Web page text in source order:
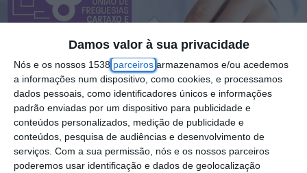
Damos valor à sua privacidade
Nós e os nossos 1538 parceiros armazenamos e/ou acedemos
a informações num dispositivo, como cookies, e processamos
dados pessoais, como identificadores únicos e informações
padrão enviadas por um dispositivo para publicidade e
conteúdos personalizados, medição de publicidade e
conteúdos, pesquisa de audiências e desenvolvimento de
serviços. Com a sua permissão, nós e os nossos parceiros
poderemos usar identificação e dados de geolocalização